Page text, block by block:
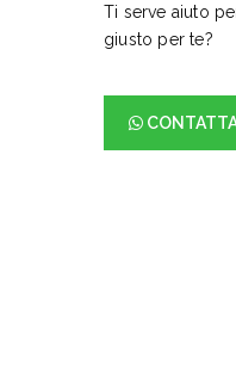
Ti serve aiuto
giusto per te?